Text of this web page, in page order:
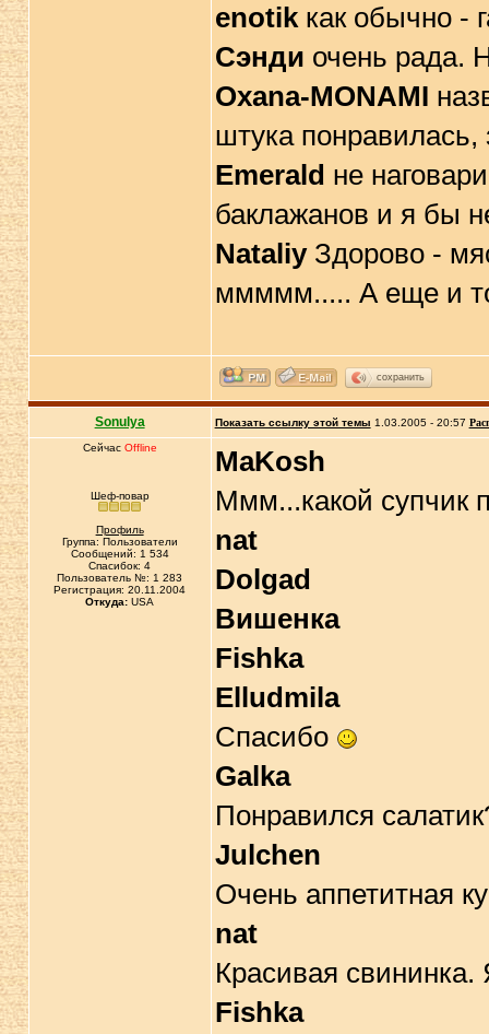
enotikкак обычно -
Сэнди очень рада.
Oxana-MONAMI
штука
Emerald не
баклажанов и я бы
NataliyЗдорово -
ммммм..... А еще и
сохранить
Sonulya Показать ссылку этой темы 1.03.2005 - 20:57
Сейчас Offline
Шеф-повар
Профиль
Группа: Пользователи
Сообщений: 1 534
Спасибок: 4
Пользователь №: 1 283
Регистрация: 20.11.2004
Откуда: USA
MaKosh
Ммм...какой супчик
nat
Dolgad
Вишенка
Fishka
Elludmila
Спасибо
Galka
Понравился
Julchen
Очень аппетитная
nat
Красивая
Fishka